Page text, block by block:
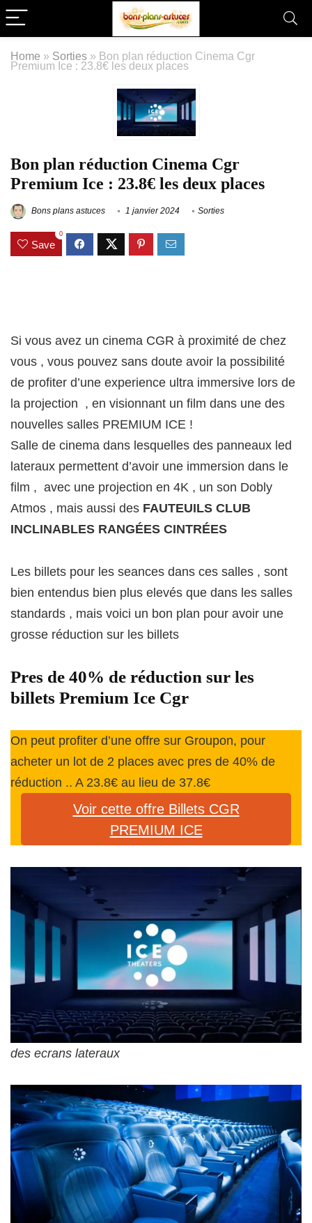
Home » Sorties » Bon plan réduction Cinema Cgr
Premium Ice : 23.8€ les deux places
Bon plan réduction Cinema Cgr
Premium Ice : 23.8€ les deux places
Bons plans astuces 1 janvier 2024 Sorties
Save
0
Si vous avez un cinema CGR à proximité de chez
vous , vous pouvez sans doute avoir la possibilité
de profiter d’une experience ultra immersive lors de
la projection , en visionnant un film dans une des
nouvelles salles PREMIUM ICE !
Salle de cinema dans lesquelles des panneaux led
lateraux permettent d’avoir une immersion dans le
film , avec une projection en 4K , un son Dobly
Atmos , mais aussi des FAUTEUILS CLUB
INCLINABLES RANGÉES CINTRÉES
Les billets pour les seances dans ces salles , sont
bien entendus bien plus elevés que dans les salles
standards , mais voici un bon plan pour avoir une
grosse réduction sur les billets
Pres de 40% de réduction sur les
billets Premium Ice Cgr
On peut profiter d’une offre sur Groupon, pour
acheter un lot de 2 places avec pres de 40% de
réduction .. A 23.8€ au lieu de 37.8€
Voir cette offre Billets CGR
PREMIUM ICE
des ecrans lateraux